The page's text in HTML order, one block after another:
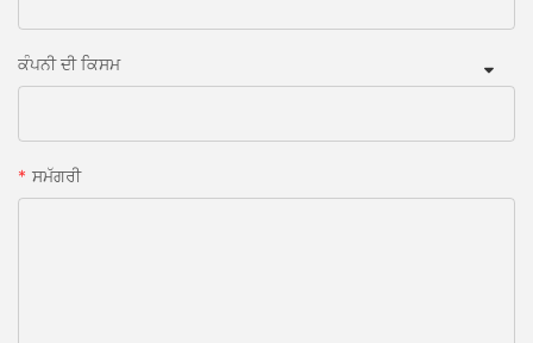
ਕੰਪਨੀ ਦੀ ਕਿਸਮ
ਸਮੱਗਰੀ